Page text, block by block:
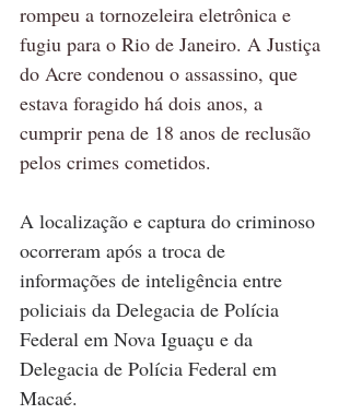
rompeu a tornozeleira eletrônica e
fugiu para o Rio de Janeiro. A Justiça
do Acre condenou o assassino, que
estava foragido há dois anos, a
cumprir pena de 18 anos de reclusão
pelos crimes cometidos.
A localização e captura do criminoso
ocorreram após a troca de
informações de inteligência entre
policiais da Delegacia de Polícia
Federal em Nova Iguaçu e da
Delegacia de Polícia Federal em
Macaé.